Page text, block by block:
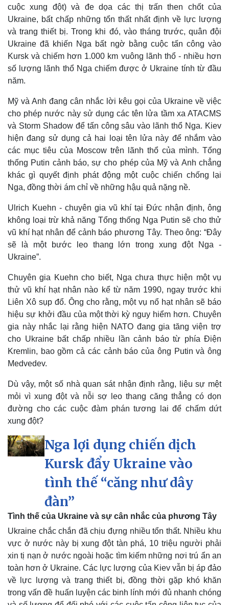
Hồ sơ
E-Magazine
Infographic
Kinh tế
Khởi nghiệp
Tiêu dùng
Tỷ giá
Chứng khoán
cuộc xung đột) và đe dọa các thị trấn then chốt của
Ukraine, bất chấp những tổn thất nhất định về lực lượng
và trang thiết bị. Trong khi đó, vào tháng trước, quân đội
Ukraine đã khiến Nga bất ngờ bằng cuộc tấn công vào
Kursk và chiếm hơn 1.000 km vuông lãnh thổ - nhiều hơn
số lượng lãnh thổ Nga chiếm được ở Ukraine tính từ đầu
năm.
Mỹ và Anh đang cân nhắc lời kêu gọi của Ukraine về việc
cho phép nước này sử dụng các tên lửa tầm xa ATACMS
và Storm Shadow để tấn công sâu vào lãnh thổ Nga. Kiev
hiện đang sử dụng cả hai loại tên lửa này để nhắm vào
các mục tiêu của Moscow trên lãnh thổ của mình. Tổng
thống Putin cảnh báo, sự cho phép của Mỹ và Anh chẳng
khác gì quyết định phát động một cuộc chiến chống lại
Nga, đồng thời ám chỉ về những hậu quả nặng nề.
Ulrich Kuehn - chuyên gia vũ khí tại Đức nhận định, ông
không loại trừ khả năng Tổng thống Nga Putin sẽ cho thử
vũ khí hạt nhân để cảnh báo phương Tây. Theo ông: “Đây
sẽ là một bước leo thang lớn trong xung đột Nga -
Ukraine”.
Chuyên gia Kuehn cho biết, Nga chưa thực hiện một vụ
thử vũ khí hạt nhân nào kể từ năm 1990, ngay trước khi
Liên Xô sụp đổ. Ông cho rằng, một vụ nổ hạt nhân sẽ báo
hiệu sự khởi đầu của một thời kỳ nguy hiểm hơn. Chuyên
gia này nhắc lại rằng hiện NATO đang gia tăng viện trợ
cho Ukraine bất chấp nhiều lần cảnh báo từ phía Điện
Kremlin, bao gồm cả các cảnh báo của ông Putin và ông
Medvedev.
Dù vậy, một số nhà quan sát nhận định rằng, liệu sự mệt
mỏi vì xung đột và nỗi sợ leo thang căng thẳng có dọn
đường cho các cuộc đàm phán tương lai để chấm dứt
xung đột?
Nga lợi dụng chiến dịch
Kursk đẩy Ukraine vào
tình thế “căng như dây
đàn”
Tình thế của Ukraine và sự cân nhắc của phương Tây
Ukraine chắc chắn đã chịu đựng nhiều tổn thất. Nhiều khu
vực ở nước này bị xung đột tàn phá, 10 triệu người phải
xin tị nạn ở nước ngoài hoặc tìm kiếm những nơi trú ẩn an
toàn hơn ở Ukraine. Các lực lượng của Kiev vẫn bị áp đảo
về lực lượng và trang thiết bị, đồng thời gặp khó khăn
trong vấn đề huấn luyện các binh lính mới đủ nhanh chóng